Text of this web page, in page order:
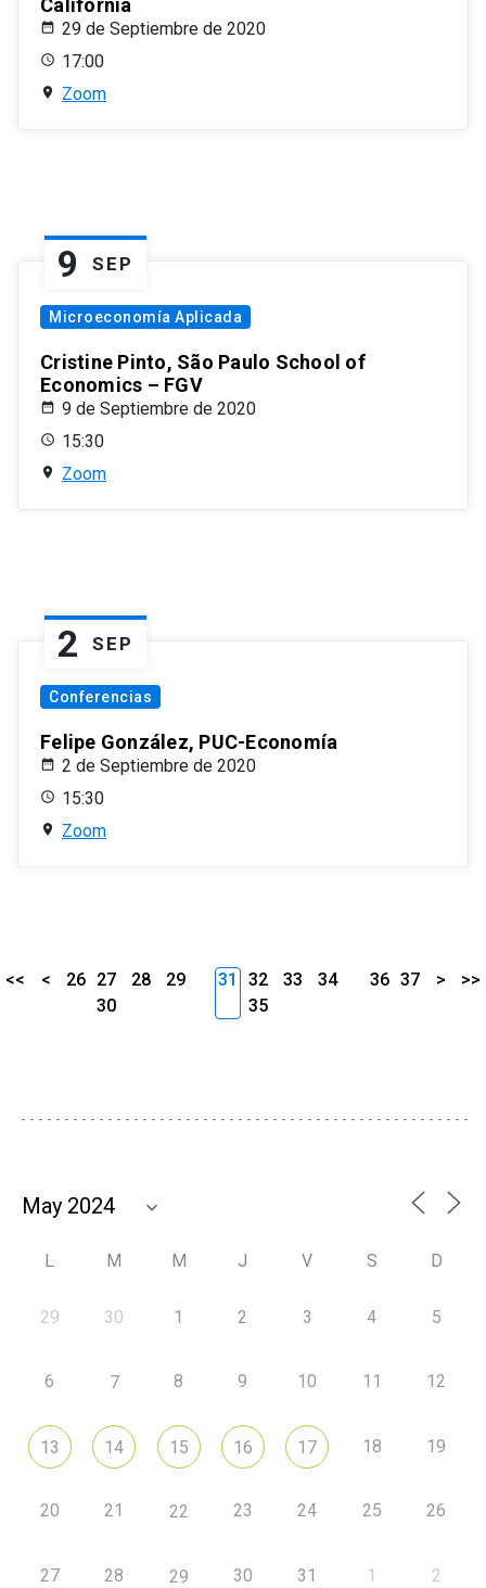
California
29 de Septiembre de 2020
17:00
Zoom
9 SEP
Microeconomía Aplicada
Cristine Pinto, São Paulo School of
Economics – FGV
9 de Septiembre de 2020
15:30
Zoom
2 SEP
Conferencias
Felipe González, PUC-Economía
2 de Septiembre de 2020
15:30
Zoom
<< < 26 27 28
29
30
31 32 33
34
35
36 37 > >>
L M M J V S D
29 30 1 2 3 4 5
6 7 8 9 10 11 12
13 14 15 16 17 18 19
20 21 22 23 24 25 26
27 28 29 30 31 1 2